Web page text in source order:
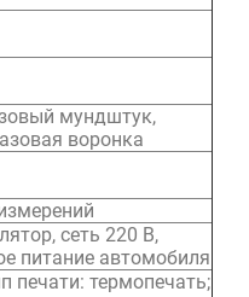
мундштук,
воронка
сеть 220 В,
питание автомобиля
печати: термопечать;